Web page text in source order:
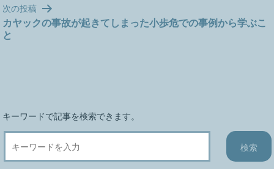
ゲ
ー
シ
次の投稿
カヤックの事故が起きてしまった小歩危での事例から学ぶこ
と
キーワードで記事を検索できます。